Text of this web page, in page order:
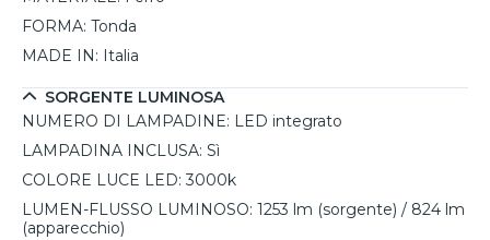
FORMA: Tonda
MADE IN: Italia
SORGENTE LUMINOSA
NUMERO DI LAMPADINE: LED integrato
LAMPADINA INCLUSA: Sì
COLORE LUCE LED: 3000k
LUMEN-FLUSSO LUMINOSO: 1253 lm (sorgente) / 824 lm
(apparecchio)